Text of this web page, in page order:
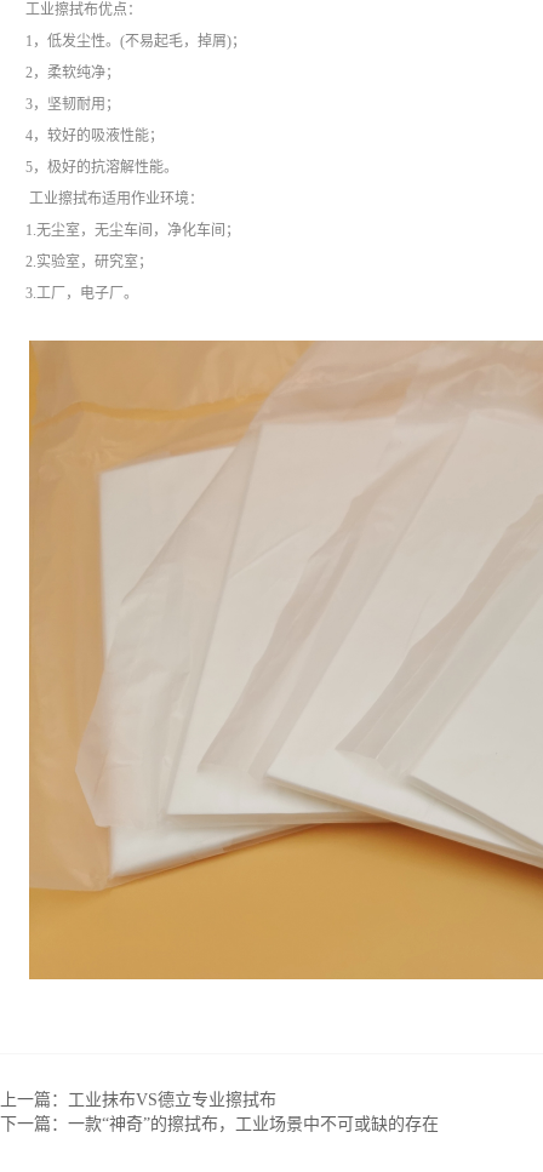
工业擦拭布优点：
1，低发尘性。(不易起毛，掉屑)；
2，柔软纯净；
3，坚韧耐用；
4，较好的吸液性能；
5，极好的抗溶解性能。
工业擦拭布适用作业环境：
1.无尘室，无尘车间，净化车间；
2.实验室，研究室；
3.工厂，电子厂。
上一篇： 工业抹布VS德立专业擦拭布
下一篇： 一款“神奇”的擦拭布，工业场景中不可或缺的存在